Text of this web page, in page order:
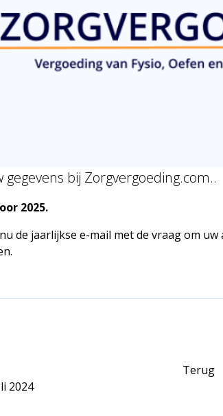
bij Zorgvergoeding.com..
2025.
de jaarlijkse e-mail met de vraag om
2024
Terug